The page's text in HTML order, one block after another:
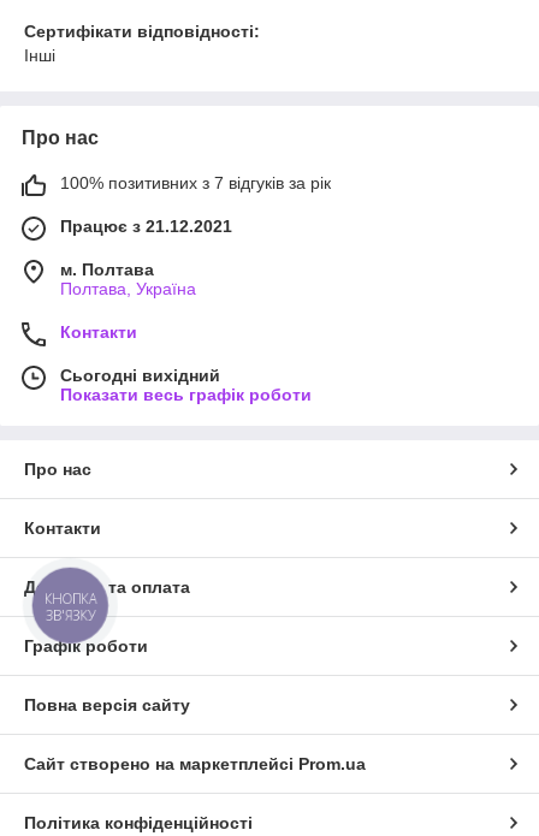
Сертифікати відповідності:
Інші
Про нас
100% позитивних з 7 відгуків за рік
Працює з 21.12.2021
м. Полтава
Полтава, Україна
Контакти
Сьогодні вихідний
Показати весь графік роботи
Про нас
Контакти
Доставка та оплата
Графік роботи
Повна версія сайту
Сайт створено на маркетплейсі Prom.ua
Політика конфіденційності
КНОПКА
ЗВ'ЯЗКУ